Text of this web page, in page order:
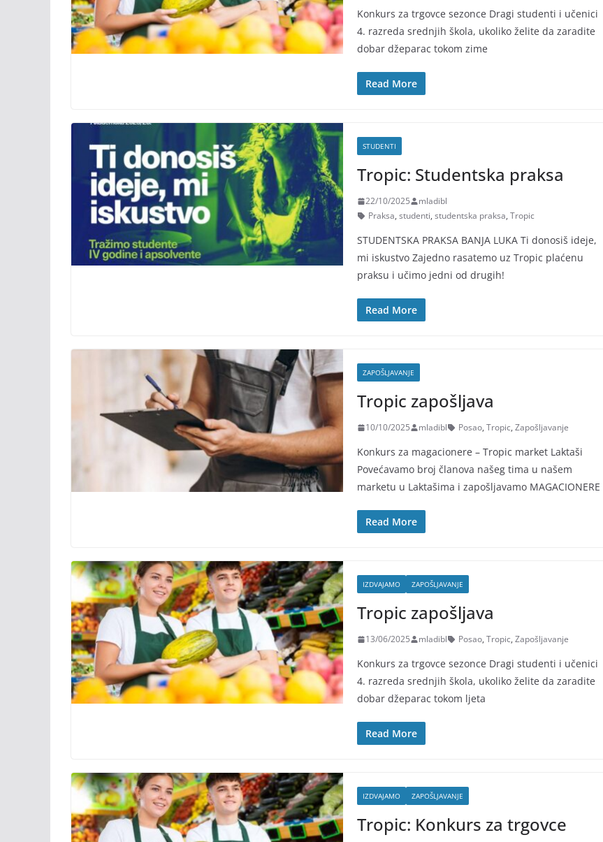
Konkurs za trgovce sezonce Dragi studenti i učenici
4. razreda srednjih škola, ukoliko želite da zaradite
dobar džeparac tokom zime
Read More
STUDENTI
Tropic: Studentska praksa
22/10/2025
mladibl
Praksa, studenti, studentska praksa, Tropic
STUDENTSKA PRAKSA BANJA LUKA Ti donosiš ideje,
mi iskustvo Zajedno rasatemo uz Tropic plaćenu
praksu i učimo jedni od drugih!
Read More
ZAPOŠLJAVANJE
Tropic zapošljava
10/10/2025 mladibl Posao, Tropic, Zapošljavanje
Konkurs za magacionere – Tropic market Laktaši
Povećavamo broj članova našeg tima u našem
marketu u Laktašima i zapošljavamo MAGACIONERE
Read More
IZDVAJAMO ZAPOŠLJAVANJE
Tropic zapošljava
13/06/2025 mladibl Posao, Tropic, Zapošljavanje
Konkurs za trgovce sezonce Dragi studenti i učenici
4. razreda srednjih škola, ukoliko želite da zaradite
dobar džeparac tokom ljeta
Read More
IZDVAJAMO ZAPOŠLJAVANJE
Tropic: Konkurs za trgovce